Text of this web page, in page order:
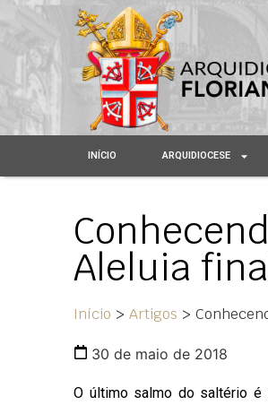
INÍCIO ARQUIDIOCESE
Aleluia
Início > Artigos >
30 de maio de 2018
O último salmo do saltério é